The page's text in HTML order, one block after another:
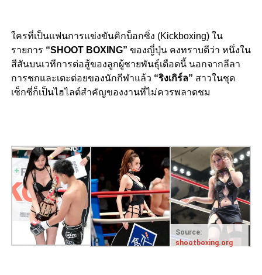
ใครที่เป็นแฟนการแข่งขันคิกบ็อกซิ่ง (Kickboxing) ใน
รายการ “SHOOT BOXING” ของญี่ปุ่น คงทราบดีว่า หนึ่งใน
สีสันบนเวทีการต่อสู้ของลูกผู้ชายพันธุ์เดือดนี้ นอกจากลีลา
การชกและเตะต่อยของนักกีฬาแล้ว “ริงเกิร์ล” สาวในชุด
เซ็กซี่ก็เป็นไฮไลต์สำคัญของงานที่ไม่ควรพลาดชม
Source:
shootboxing.org